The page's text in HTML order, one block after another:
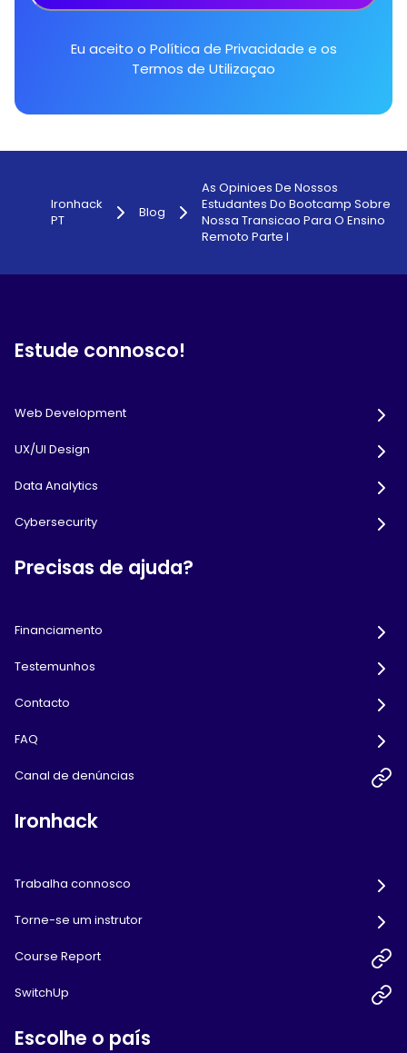
Eu aceito o Política de Privacidade e os
Termos de Utilizaçao
Ironhack
PT
Blog
As Opinioes De Nossos
Estudantes Do Bootcamp Sobre
Nossa Transicao Para O Ensino
Remoto Parte I
Estude connosco!
Web Development
UX/UI Design
Data Analytics
Cybersecurity
Precisas de ajuda?
Financiamento
Testemunhos
Contacto
FAQ
Canal de denúncias
Ironhack
Trabalha connosco
Torne-se um instrutor
Course Report
SwitchUp
Escolhe o país